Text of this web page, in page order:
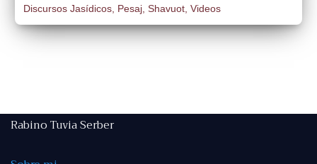
Discursos Jasídicos, Pesaj, Shavuot, Videos
Rabino Tuvia Serber